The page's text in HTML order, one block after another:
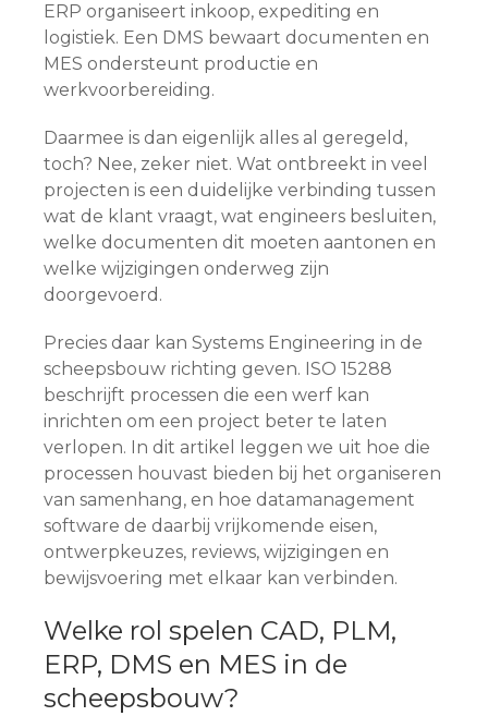
ERP organiseert inkoop, expediting en
logistiek. Een DMS bewaart documenten en
MES ondersteunt productie en
werkvoorbereiding.
Daarmee is dan eigenlijk alles al geregeld,
toch? Nee, zeker niet. Wat ontbreekt in veel
projecten is een duidelijke verbinding tussen
wat de klant vraagt, wat engineers besluiten,
welke documenten dit moeten aantonen en
welke wijzigingen onderweg zijn
doorgevoerd.
Precies daar kan Systems Engineering in de
scheepsbouw richting geven. ISO 15288
beschrijft processen die een werf kan
inrichten om een project beter te laten
verlopen. In dit artikel leggen we uit hoe die
processen houvast bieden bij het organiseren
van samenhang, en hoe datamanagement
software de daarbij vrijkomende eisen,
ontwerpkeuzes, reviews, wijzigingen en
bewijsvoering met elkaar kan verbinden.
Welke rol spelen CAD, PLM,
ERP, DMS en MES in de
scheepsbouw?